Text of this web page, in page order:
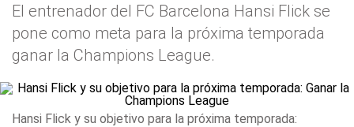
El entrenador del FC Barcelona Hansi Flick se
pone como meta para la próxima temporada
ganar la Champions League.
Hansi Flick y su objetivo para la próxima temporada: